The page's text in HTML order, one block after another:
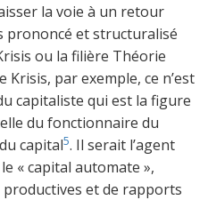
la voie à un retour
prononcé et structuralisé
ou la filière Théorie
Krisis, par exemple, ce n’est
capitaliste qui est la figure
du fonctionnaire du
capital5. Il serait l’agent
« capital automate »,
et de rapports